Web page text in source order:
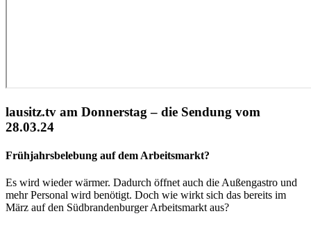
lausitz.tv am Donnerstag – die Sendung vom
28.03.24
Frühjahrsbelebung auf dem Arbeitsmarkt?
Es wird wieder wärmer. Dadurch öffnet auch die Außengastro und
mehr Personal wird benötigt. Doch wie wirkt sich das bereits im
März auf den Südbrandenburger Arbeitsmarkt aus?